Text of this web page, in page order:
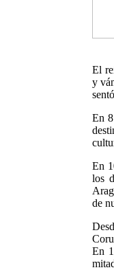
El
y
En
En
los
de
En